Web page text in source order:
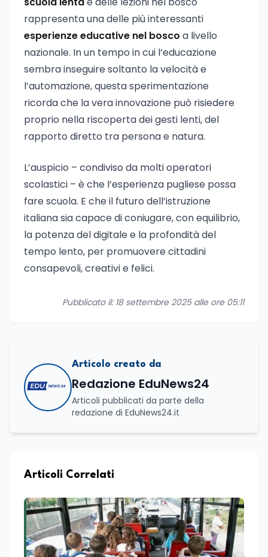
rappresenta una delle più interessanti
esperienze educative nel bosco a livello
nazionale. In un tempo in cui l’educazione
sembra inseguire soltanto la velocità e
l’automazione, questa sperimentazione
ricorda che la vera innovazione può risiedere
proprio nella riscoperta dei gesti lenti, del
rapporto diretto tra persona e natura.
L’auspicio – condiviso da molti operatori
scolastici – è che l’esperienza pugliese possa
fare scuola. E che il futuro dell’istruzione
italiana sia capace di coniugare, con equilibrio,
la potenza del digitale e la profondità del
tempo lento, per promuovere cittadini
consapevoli, creativi e felici.
Pubblicato il: 18 settembre 2025 alle ore 05:11
Articolo creato da
Redazione EduNews24
Articoli pubblicati da parte della
redazione di EduNews24.it
Articoli Correlati